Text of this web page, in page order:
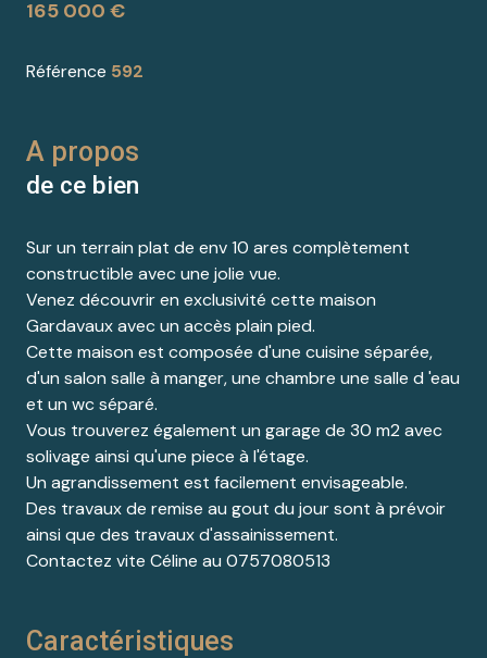
165 000 €
Référence 592
A propos
de ce bien
Sur un terrain plat de env 10 ares complètement
constructible avec une jolie vue.
Venez découvrir en exclusivité cette maison
Gardavaux avec un accès plain pied.
Cette maison est composée d'une cuisine séparée,
d'un salon salle à manger, une chambre une salle d 'eau
et un wc séparé.
Vous trouverez également un garage de 30 m2 avec
solivage ainsi qu'une piece à l'étage.
Un agrandissement est facilement envisageable.
Des travaux de remise au gout du jour sont à prévoir
ainsi que des travaux d'assainissement.
Contactez vite Céline au 0757080513
Caractéristiques